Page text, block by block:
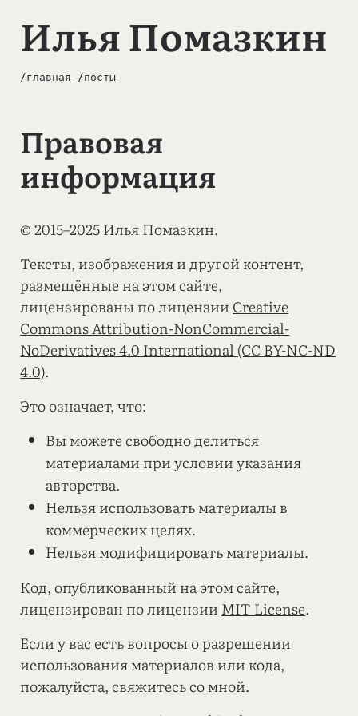
Илья Помазкин
/главная /посты
Правовая
информация
© 2015–2025 Илья Помазкин.
Тексты, изображения и другой контент,
размещённые на этом сайте,
лицензированы по лицензии Creative
Commons Attribution-NonCommercial-
NoDerivatives 4.0 International (CC BY-NC-ND
4.0).
Это означает, что:
Вы можете свободно делиться
материалами при условии указания
авторства.
Нельзя использовать материалы в
коммерческих целях.
Нельзя модифицировать материалы.
Код, опубликованный на этом сайте,
лицензирован по лицензии MIT License.
Если у вас есть вопросы о разрешении
использования материалов или кода,
пожалуйста, свяжитесь со мной.